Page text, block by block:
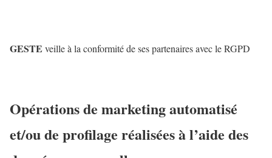
GESTE veille à la conformité de ses partenaires avec le RGPD
Opérations de marketing automatisé
et/ou de profilage réalisées à l’aide des